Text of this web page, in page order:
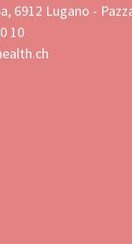
6912 Lugano -
10